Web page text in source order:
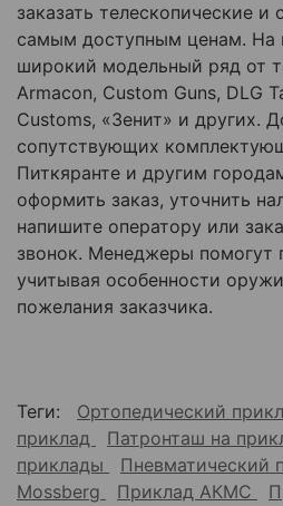
заказать телескопические
самым доступным ценам. На
широкий модельный ряд от
Armacon, Custom Guns, DLG
Customs, «Зенит» и других.
сопутствующих
Питкяранте и другим
оформить заказ, уточнить
напишите оператору или
звонок. Менеджеры помогут
учитывая особенности
пожелания заказчика.
Теги: Ортопедический
приклад
Патронташ на
приклады
Пневматический
Mossberg
Приклад АКМС